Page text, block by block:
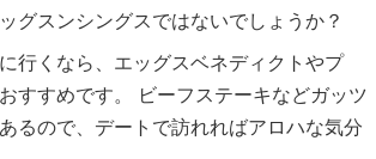
グスンシングスではないでしょうか？
行くなら、エッグスベネディクトやプ
すすめです。 ビーフステーキなどガッツ
るので、デートで訪れればアロハな気分